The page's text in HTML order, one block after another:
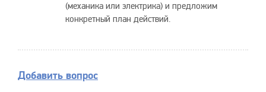
(механика или электрика) и предложим
конкретный план действий.
Добавить вопрос